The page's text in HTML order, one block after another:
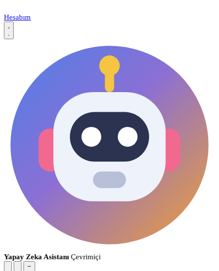
Hesabım
Yapay Zeka Asistanı Çevrimiçi
−